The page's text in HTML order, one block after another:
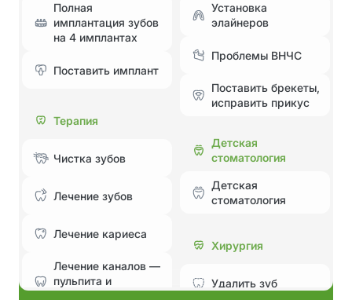
Полная
имплантация зубов
на 4 имплантах
Поставить имплант
Терапия
Чистка зубов
Лечение зубов
Лечение кариеса
Лечение каналов —
пульпита и
Установка
элайнеров
Проблемы ВНЧС
Поставить брекеты,
исправить прикус
Детская
стоматология
Детская
стоматология
Хирургия
Удалить зуб